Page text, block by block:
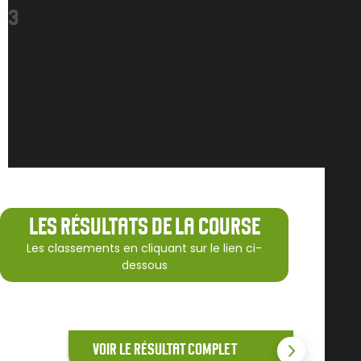
3
LES RÉSULTATS DE LA COURSE
Les classements en cliquant sur le lien ci-
dessous
VOIR LE RÉSULTAT COMPLET